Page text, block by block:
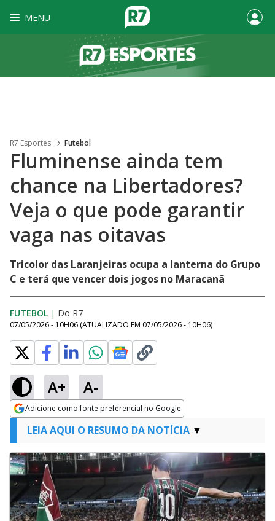
MENU
R7 Esportes Futebol
Fluminense ainda tem
chance na Libertadores?
Veja o que pode garantir
vaga nas oitavas
Tricolor das Laranjeiras ocupa a lanterna do Grupo
C e terá que vencer dois jogos no Maracanã
FUTEBOL | Do R7
07/05/2026 - 10H06 (ATUALIZADO EM 07/05/2026 - 10H06)
A+ A-
Adicione como fonte preferencial no Google
Opens in new window
LEIA AQUI O RESUMO DA NOTÍCIA